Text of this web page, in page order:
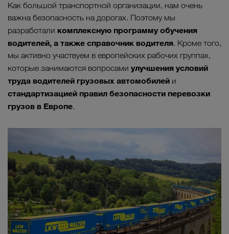
Как большой транспортной организации, нам очень
важна безопасность на дорогах. Поэтому мы
разработали комплексную программу обучения
водителей, а также справочник водителя. Кроме того,
мы активно участвуем в европейских рабочих группах,
которые занимаются вопросами улучшения условий
труда водителей грузовых автомобилей и
стандартизацией правил безопасности перевозки
грузов в Европе.